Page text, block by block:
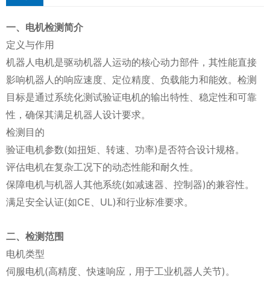
一、电机检测简介
定义与作用
机器人电机是驱动机器人运动的核心动力部件，其性能直接
影响机器人的响应速度、定位精度、负载能力和能效。检测
目标是通过系统化测试验证电机的输出特性、稳定性和可靠
性，确保其满足机器人设计要求。
检测目的
验证电机参数(如扭矩、转速、功率)是否符合设计规格。
评估电机在复杂工况下的动态性能和耐久性。
保障电机与机器人其他系统(如减速器、控制器)的兼容性。
满足安全认证(如CE、UL)和行业标准要求。
二、检测范围
电机类型
伺服电机(高精度、快速响应，用于工业机器人关节)。